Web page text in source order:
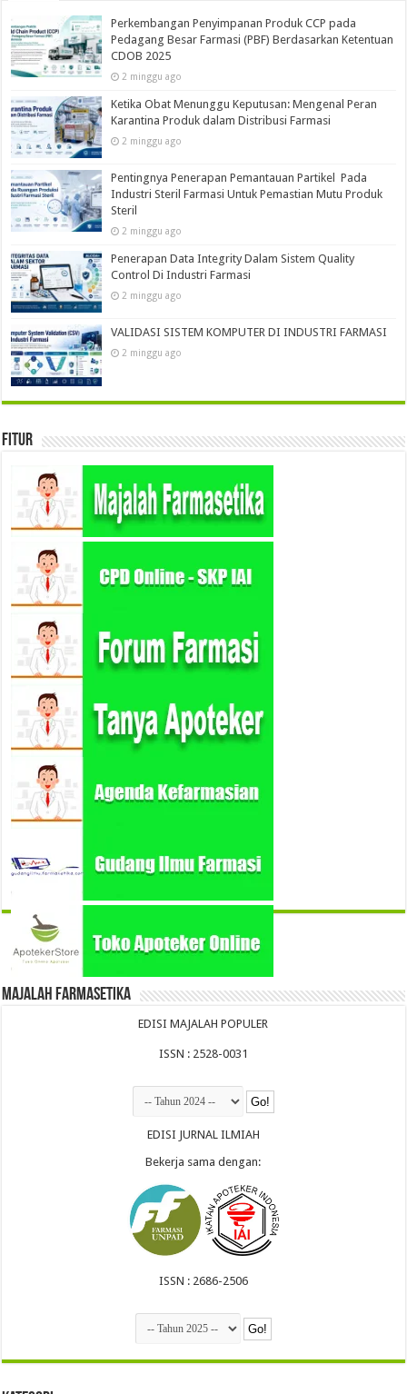
Perkembangan Penyimpanan Produk CCP pada
Pedagang Besar Farmasi (PBF) Berdasarkan Ketentuan
CDOB 2025
2 minggu ago
Ketika Obat Menunggu Keputusan: Mengenal Peran
Karantina Produk dalam Distribusi Farmasi
2 minggu ago
Pentingnya Penerapan Pemantauan Partikel Pada
Industri Steril Farmasi Untuk Pemastian Mutu Produk
Steril
2 minggu ago
Penerapan Data Integrity Dalam Sistem Quality
Control Di Industri Farmasi
2 minggu ago
VALIDASI SISTEM KOMPUTER DI INDUSTRI FARMASI
2 minggu ago
Fitur
Majalah Farmasetika
EDISI MAJALAH POPULER
ISSN : 2528-0031
EDISI JURNAL ILMIAH
Bekerja sama dengan:
ISSN : 2686-2506